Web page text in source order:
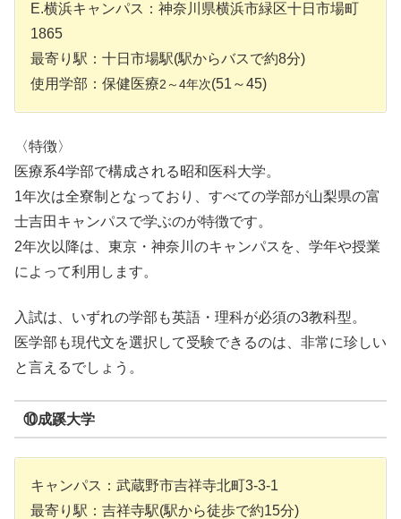
E.横浜キャンパス：神奈川県横浜市緑区十日市場町
1865
最寄り駅：十日市場駅(駅からバスで約8分)
使用学部：保健医療2～4年次(51～45)
〈特徴〉
医療系4学部で構成される昭和医科大学。
1年次は全寮制となっており、すべての学部が山梨県の富
士吉田キャンパスで学ぶのが特徴です。
2年次以降は、東京・神奈川のキャンパスを、学年や授業
によって利用します。
入試は、いずれの学部も英語・理科が必須の3教科型。
医学部も現代文を選択して受験できるのは、非常に珍しい
と言えるでしょう。
⑩成蹊大学
キャンパス：武蔵野市吉祥寺北町3-3-1
最寄り駅：吉祥寺駅(駅から徒歩で約15分)